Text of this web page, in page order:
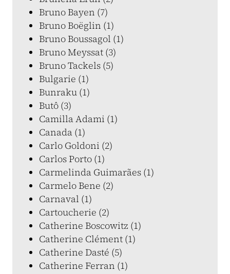
Bruno Bayen (7)
Bruno Boëglin (1)
Bruno Boussagol (1)
Bruno Meyssat (3)
Bruno Tackels (5)
Bulgarie (1)
Bunraku (1)
Butô (3)
Camilla Adami (1)
Canada (1)
Carlo Goldoni (2)
Carlos Porto (1)
Carmelinda Guimarães (1)
Carmelo Bene (2)
Carnaval (1)
Cartoucherie (2)
Catherine Boscowitz (1)
Catherine Clément (1)
Catherine Dasté (5)
Catherine Ferran (1)